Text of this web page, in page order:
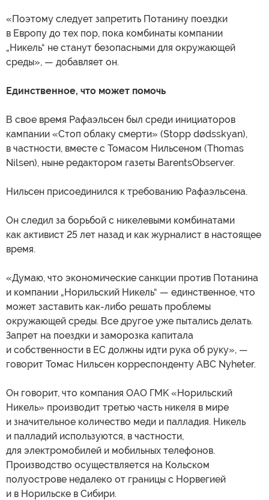
«Поэтому следует запретить Потанину поездки
в Европу до тех пор, пока комбинаты компании
„Никель“ не станут безопасными для окружающей
среды», — добавляет он.
Единственное, что может помочь
В свое время Рафаэльсен был среди инициаторов
кампании «Стоп облаку смерти» (Stopp dødsskyan),
в частности, вместе с Томасом Нильсеном (Thomas
Nilsen), ныне редактором газеты BarentsObserver.
Нильсен присоединился к требованию Рафаэльсена.
Он следил за борьбой с никелевыми комбинатами
как активист 25 лет назад и как журналист в настоящее
время.
«Думаю, что экономические санкции против Потанина
и компании „Норильский Никель“ — единственное, что
может заставить как-либо решать проблемы
окружающей среды. Все другое уже пытались делать.
Запрет на поездки и заморозка капитала
и собственности в ЕС должны идти рука об руку», —
говорит Томас Нильсен корреспонденту ABC Nyheter.
Он говорит, что компания OAO ГMK «Норильский
Никель» производит третью часть никеля в мире
и значительное количество меди и палладия. Никель
и палладий используются, в частности,
для электромобилей и мобильных телефонов.
Производство осуществляется на Кольском
полуострове недалеко от границы с Норвегией
и в Норильске в Сибири.